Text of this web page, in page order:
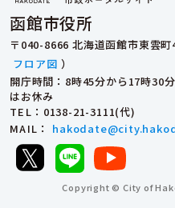
函館市役所
〒040-8666 北海道函館市東雲
フロア図 ）
開庁時間：8時45分から17時
はお休み
TEL ：0138-21-3111(代)
MAIL ：
Copyright © City of